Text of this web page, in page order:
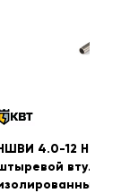
4.0-12